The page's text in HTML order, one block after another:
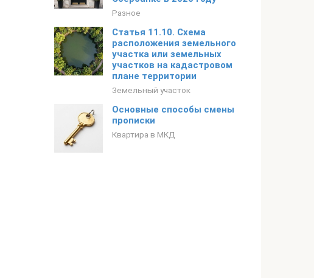
Разное
Статья 11.10. Схема
расположения земельного
участка или земельных
участков на кадастровом
плане территории
Земельный участок
Основные способы смены
прописки
Квартира в МКД